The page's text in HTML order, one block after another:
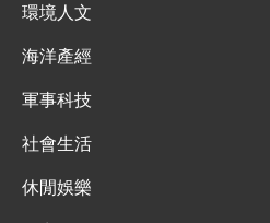
環境人文
海洋產經
軍事科技
社會生活
休閒娛樂